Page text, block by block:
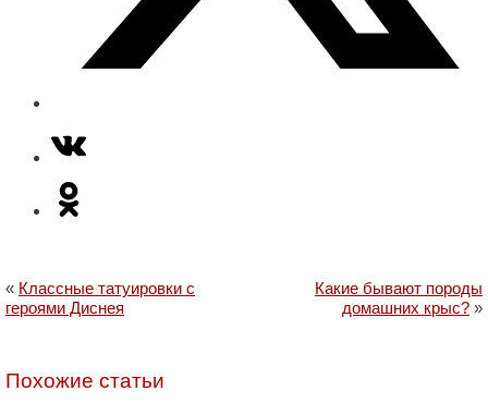
« Классные татуировки с
героями Диснея
Какие бывают породы
домашних крыс? »
Похожие статьи